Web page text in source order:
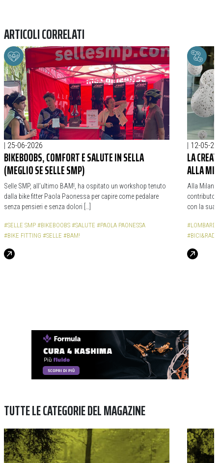
ARTICOLI CORRELATI
| 25-06-2026
BIKEBOOBS, COMFORT E SALUTE IN SELLA
(MEGLIO SE SELLE SMP)
Selle SMP, all’ultimo BAM!, ha ospitato un workshop tenuto
dalla bike fitter Paola Paonessa per capire come pedalare
senza pensieri e senza dolori […]
#SELLE SMP #BIKEBOOBS #SALUTE #PAOLA PAONESSA
#BIKE FITTING #SELLE #BAM!
| 12-05-
LA
ALLA
Alla Milano
contributo
con la sua
TUTTE LE CATEGORIE DEL MAGAZINE